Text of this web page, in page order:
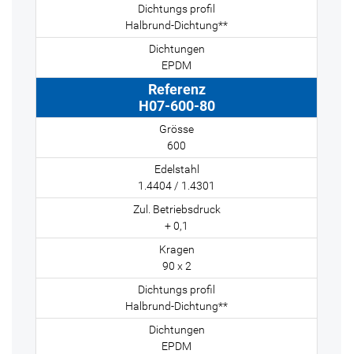
Halbrund-Dichtung**
EPDM
H07-600-80
600
1.4404 / 1.4301
+ 0,1
90 x 2
Halbrund-Dichtung**
EPDM